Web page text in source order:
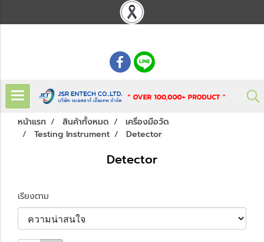
หน้าแรก สินค้าทั้งหมด
เครื่องมือวัด
Testing Instrument
Detector
Detector
เรียงตาม